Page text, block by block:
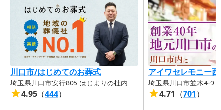
川口市/はじめてのお葬式
埼玉県川口市安行805 はじまりの杜内
4.95 （444）
アイワセレモニー
埼玉県川口市並木4-
4.71 （701）